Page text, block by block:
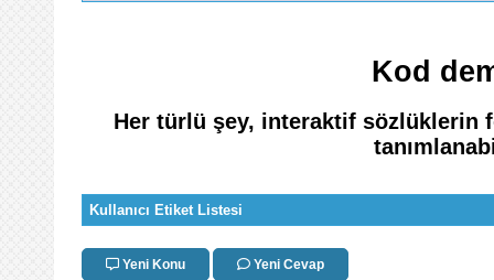
Kod
Her türlü şey, interaktif sözlüklerin
Kullanıcı Etiket Listesi
Yeni Konu Yeni Cevap